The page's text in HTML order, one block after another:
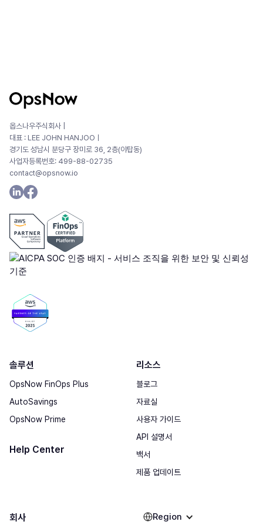
옵스나우주식회사 |
대표 : LEE JOHN HANJOOㅣ
경기도 성남시 분당구 장미로 36, 2층(야탑동)
사업자등록번호: 499-88-02735
contact@opsnow.io
솔루션
OpsNow FinOps Plus
AutoSavings
OpsNow Prime
Help Center
리소스
블로그
자료실
사용자 가이드
API 설명서
백서
제품 업데이트
회사 Region